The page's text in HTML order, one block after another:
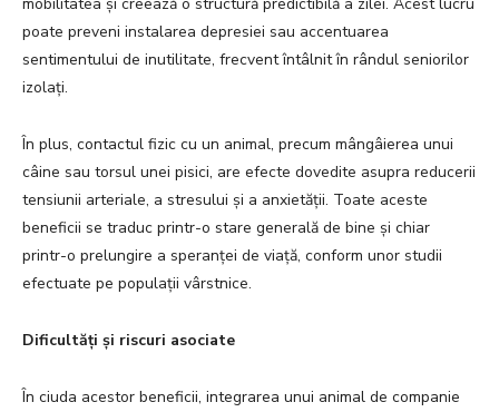
poate preveni instalarea depresiei sau accentuarea
sentimentului de inutilitate, frecvent întâlnit în rândul seniorilor
izolați.
În plus, contactul fizic cu un animal, precum mângâierea unui
câine sau torsul unei pisici, are efecte dovedite asupra reducerii
tensiunii arteriale, a stresului și a anxietății. Toate aceste
beneficii se traduc printr-o stare generală de bine și chiar
printr-o prelungire a speranței de viață, conform unor studii
efectuate pe populații vârstnice.
Dificultăți și riscuri asociate
În ciuda acestor beneficii, integrarea unui animal de companie